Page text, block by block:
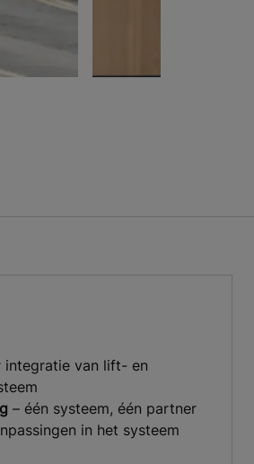
integratie van lift- en
– één systeem, één partner
in het systeem